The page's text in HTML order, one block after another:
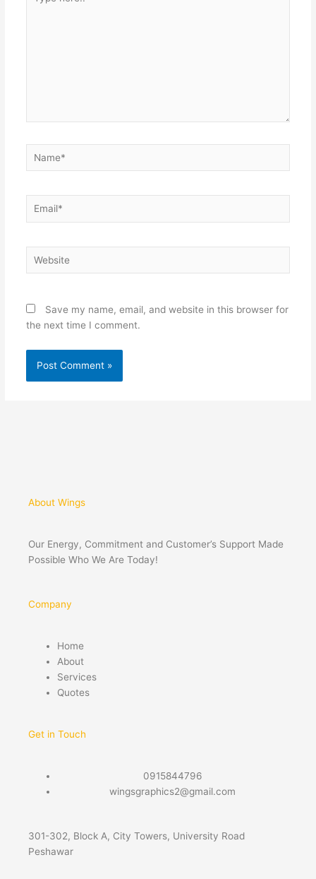
here..
Save my name, email, and website in this browser for
the next time I comment.
About Wings
Our Energy, Commitment and Customer’s Support Made
Possible Who We Are Today!
Company
Home
About
Services
Quotes
Get in Touch
0915844796
wingsgraphics2@gmail.com
301-302, Block A, City Towers, University Road
Peshawar